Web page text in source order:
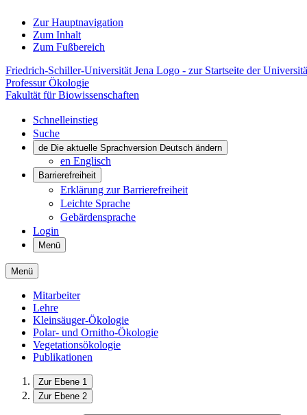
Zur Hauptnavigation
Zum Inhalt
Zum Fußbereich
Friedrich-Schiller-Universität Jena Logo - zur Startseite der
Professur Ökologie
Fakultät für Biowissenschaften
Schnelleinstieg
Suche
de Die aktuelle Sprachversion Deutsch ändern
en Englisch
Barrierefreiheit
Erklärung zur Barrierefreiheit
Leichte Sprache
Gebärdensprache
Login
Menü
Menü
Mitarbeiter
Lehre
Kleinsäuger-Ökologie
Polar- und Ornitho-Ökologie
Vegetationsökologie
Publikationen
Zur Ebene 1
Zur Ebene 2